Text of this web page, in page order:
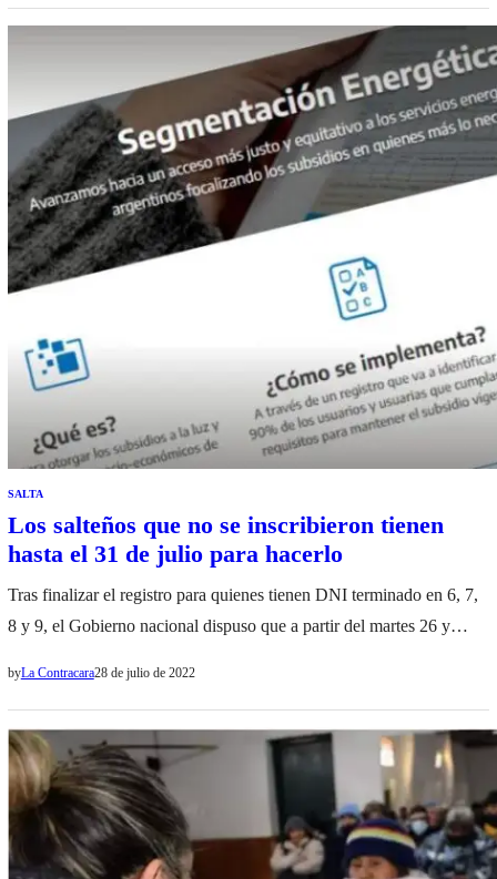
presencia del titular de YPF, Pablo González, del…
SALTA
Los salteños que no se inscribieron tienen
hasta el 31 de julio para hacerlo
Tras finalizar el registro para quienes tienen DNI terminado en 6, 7,
8 y 9, el Gobierno nacional dispuso que a partir del martes 26 y
byLa Contracara28 de julio de 2022